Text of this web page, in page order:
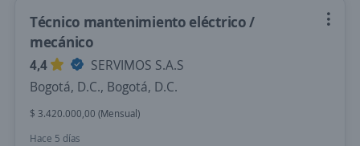
Técnico mantenimiento eléctrico /
mecánico
4,4
SERVIMOS S.A.S
Bogotá, D.C., Bogotá, D.C.
$ 3.420.000,00 (Mensual)
Hace 5 días